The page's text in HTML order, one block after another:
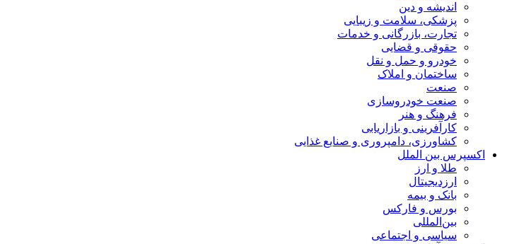
اندیشه و دین
پزشکی، سلامت و زیبایی
تجارت، بازرگانی و خدمات
حقوقی و قضایی
خودرو و حمل و نقل
ساختمان و املاک
صنعت
صنعت خودروسازی
فرهنگ و هنر
کارآفرینی و بازاریابی
کشاورزی، دامپروری و صنایع غذایی
اکسپرس بین الملل
طلا و ارز
ارزدیجیتال
بانک و بیمه
بورس و فارکس
بین‌المللی
سیاسی و اجتماعی